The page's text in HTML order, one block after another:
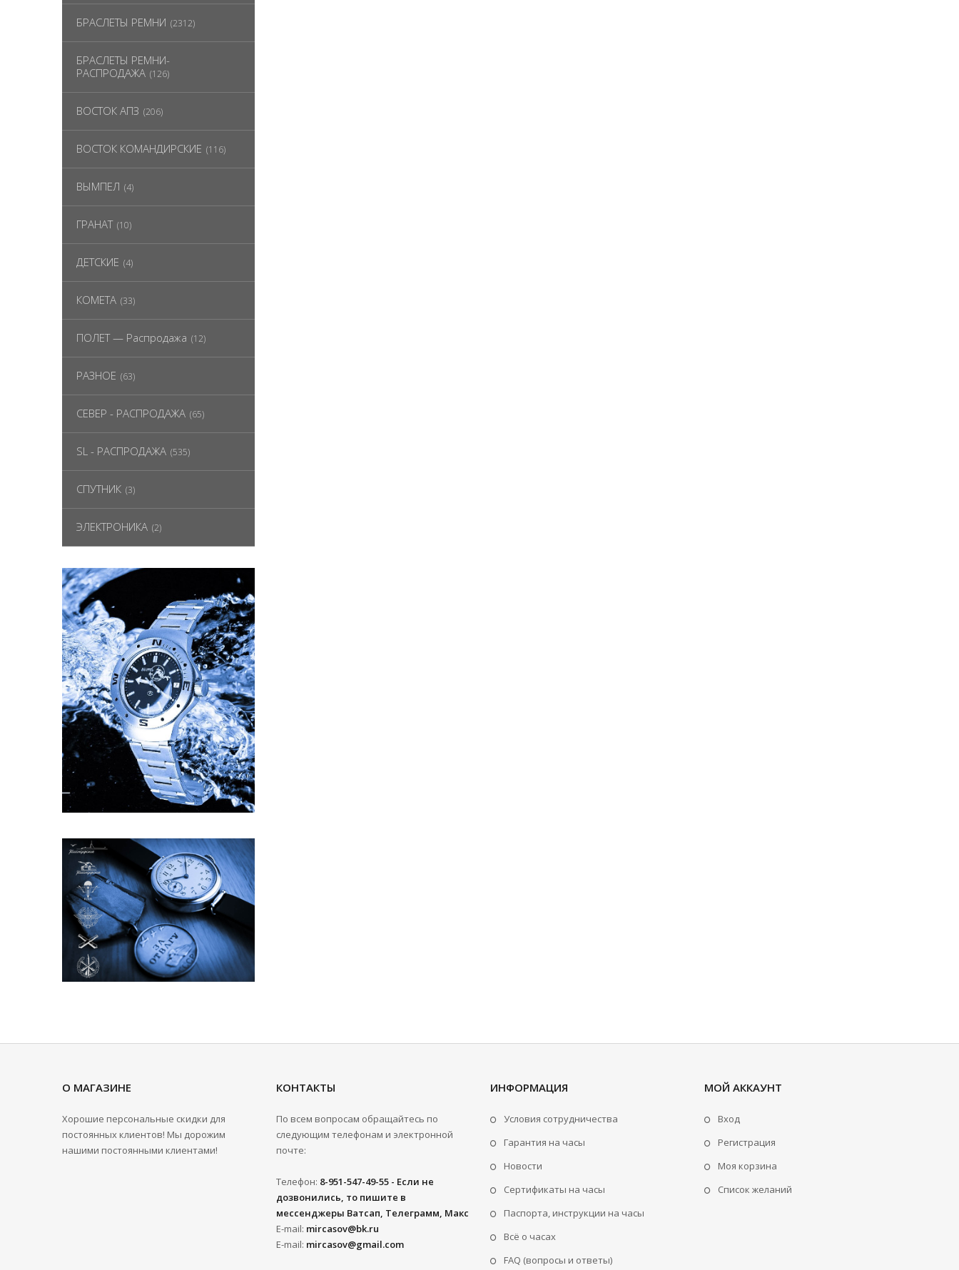
БРАСЛЕТЫ РЕМНИ (2312)
БРАСЛЕТЫ РЕМНИ-
РАСПРОДАЖА (126)
ВОСТОК АПЗ (206)
ВОСТОК КОМАНДИРСКИЕ (116)
ВЫМПЕЛ (4)
ГРАНАТ (10)
ДЕТСКИЕ (4)
КОМЕТА (33)
ПОЛЕТ — Распродажа (12)
РАЗНОЕ (63)
СЕВЕР - РАСПРОДАЖА (65)
SL - РАСПРОДАЖА (535)
СПУТНИК (3)
ЭЛЕКТРОНИКА (2)
О МАГАЗИНЕ
Хорошие персональные скидки для
постоянных клиентов! Мы дорожим
нашими постоянными клиентами!
КОНТАКТЫ
По всем вопросам обращайтесь по
следующим телефонам и электронной
почте:
Телефон: 8-951-547-49-55 - Если не
дозвонились, то пишите в
мессенджеры Ватсап, Телеграмм, Макс
E-mail: mircasov@bk.ru
E-mail: mircasov@gmail.com
ИНФОРМАЦИЯ
Условия сотрудничества
Гарантия на часы
Новости
Сертификаты на часы
Паспорта, инструкции на часы
Всё о часах
FAQ (вопросы и ответы)
МОЙ АККАУНТ
Вход
Регистрация
Моя корзина
Cписок желаний